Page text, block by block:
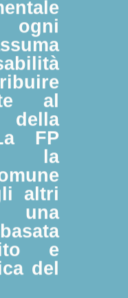
al
FP
la
altri
una
e
del